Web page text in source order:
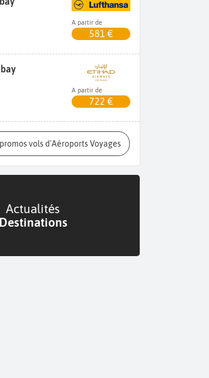
A partir de
581 €
A partir de
722 €
vols d'Aéroports Voyages
Actualités
Destinations